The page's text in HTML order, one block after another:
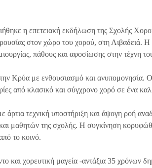
η επετειακή εκδήλωση της Σχολής
στον χώρο του χορού, στη Λιβαδειά.
πάθους και αφοσίωσης στην τέχνη
Κρύα με ενθουσιασμό και ανυπομονησία. Οι
από κλασικό και σύγχρονο χορό σε ένα
άρτια τεχνική υποστήριξη και άψογη ροή
μαθητών της σχολής. Η συγκίνηση
το κοινό.
και χορευτική μαγεία -αντάξια 35 χρόνων